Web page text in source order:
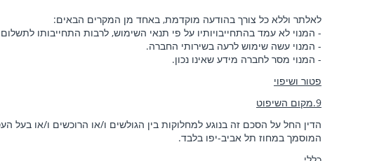
לאלתר וללא כל צורך בהודעה מוקדמת, באחד מן המקרים הבאים:
- המנוי לא עמד בהתחייבויותיו על פי תנאי השימוש, לרבות התחייבותו
- המנוי עשה שימוש לרעה בשירותי החברה.
- המנוי מסר לחברה מידע שאינו נכון.
פטור ושיפוי
9.מקום השיפוט
הדין החל על הסכם זה בנוגע למחלוקות בין הגולשים ו/או הרוכשים ו/או
המוסמך במחוז תל אביב-יפו בלבד.